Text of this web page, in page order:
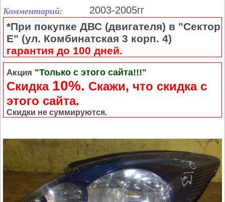
Комментарий: 2003-2005гг
*При покупке ДВС (двигателя) в "Сектор
Е" (ул. Комбинатская 3 корп. 4)
гарантия до 100 дней.
Акция "Только с этого сайта!!!"
Скидка 10%. Cкажи, что скидка с
этого сайта.
Скидки не суммируются.